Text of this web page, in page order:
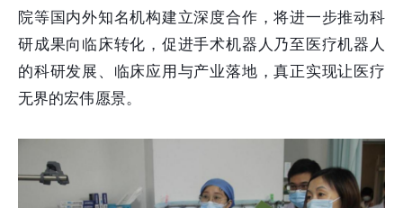
院等国内外知名机构建立深度合作，将进一步推动科
研成果向临床转化，促进手术机器人乃至医疗机器人
的科研发展、临床应用与产业落地，真正实现让医疗
无界的宏伟愿景。